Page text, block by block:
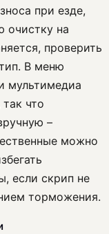
при езде,
очистку на
проверить
В меню
мультимедиа
что
–
можно
если скрип не
торможения.